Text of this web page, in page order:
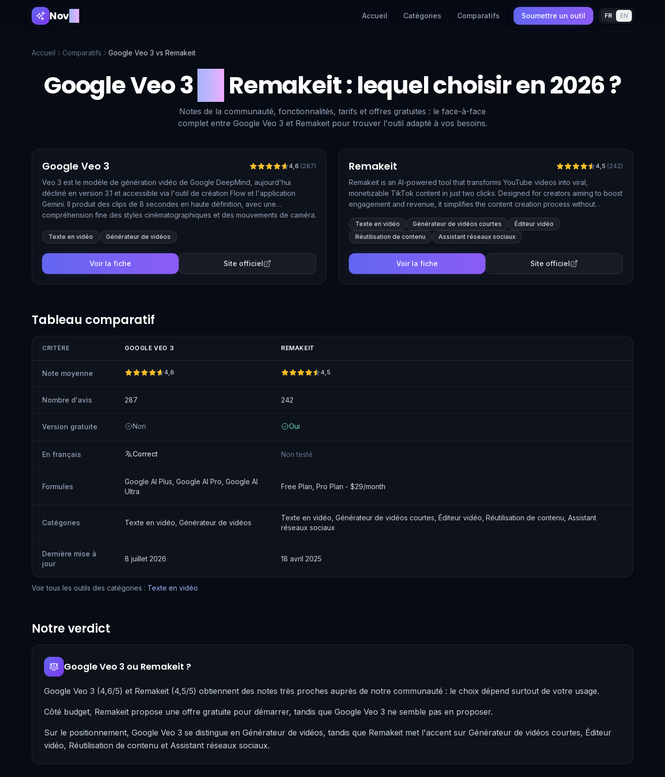
NovAI Accueil Catégories Comparatifs Soumettre un outil FR EN
Accueil Comparatifs Google Veo 3 vs Remakeit
Google Veo 3 Remakeit: lequel choisir en 2026 ?
Notes de la communauté, fonctionnalités, tarifs et offres gratuites : le face-à-face
complet entre Google Veo 3 et Remakeit pour trouver l'outil adapté à vos besoins.
Google Veo 3 4,6 (287)
Veo 3 est le modèle de génération vidéo de Google DeepMind, aujourd'hui
décliné en version 3.1 et accessible via l'outil de création Flow et l'application
Gemini. Il produit des clips de 8 secondes en haute définition, avec une
compréhension fine des styles cinématographiques et des mouvements de caméra.
ambiances sont créés en même temps que l'image et parfaitement synchronisés,
Texte en vidéo Générateur de vidéos
Voir la fiche Site officiel
Remakeit 4,5 (242)
Remakeit is an AI-powered tool that transforms YouTube videos into viral,
monetizable TikTok content in just two clicks. Designed for creators aiming to boost
engagement and revenue, it simplifies the content creation process without
Texte en vidéo Générateur de vidéos courtes
Éditeur vidéo
Réutilisation de contenu
Assistant réseaux sociaux
Voir la fiche Site officiel
Tableau comparatif
CRITÈRE GOOGLE VEO 3 REMAKEIT
Note moyenne 4,6 4,5
Nombre d'avis 287 242
Version gratuite Non Oui
En français Correct Non testé
Formules
Google AI Plus, Google AI Pro, Google AI
Ultra
Free Plan, Pro Plan - $29/month
Catégories Texte en vidéo, Générateur de vidéos
Texte en vidéo, Générateur de vidéos courtes, Éditeur vidéo, Réutilisation de contenu, Assistant
réseaux sociaux
Dernière mise à
jour
8 juillet 2026 18 avril 2025
Voir tous les outils des catégories : Texte en vidéo
Notre verdict
Google Veo 3 ou Remakeit ?
Google Veo 3 (4,6/5) et Remakeit (4,5/5) obtiennent des notes très proches auprès de notre communauté : le choix dépend surtout de votre usage.
Côté budget, Remakeit propose une offre gratuite pour démarrer, tandis que Google Veo 3 ne semble pas en proposer.
Sur le positionnement, Google Veo 3 se distingue en Générateur de vidéos, tandis que Remakeit met l'accent sur Générateur de vidéos courtes, Éditeur
vidéo, Réutilisation de contenu et Assistant réseaux sociaux.